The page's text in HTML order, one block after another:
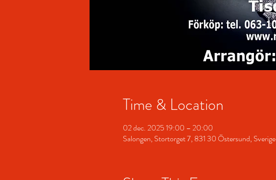
Time & Location
02 dec. 2025 19:00 – 20:00
Salongen, Stortorget 7, 831 30 Östersund, Sverige